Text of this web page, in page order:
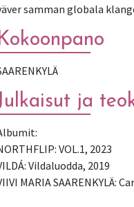
samman globala
ja
VOL.1, 2023
Vildaluodda, 2019
MARIA SAARENKYLÄ: